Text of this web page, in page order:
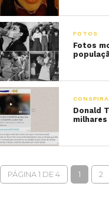
FOTOS
Fotos
Donald
PÁGINA 1 DE 4 1 2